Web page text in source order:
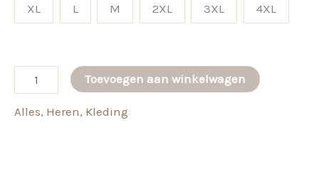
XL L M 2XL 3XL 4XL
Heren
vest
met
Toevoegen aan winkelwagen
Alles, Heren, Kleding